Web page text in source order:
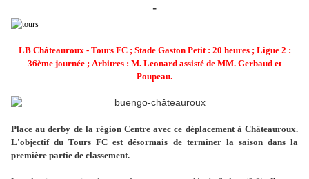
-
LB Châteauroux - Tours FC ; Stade Gaston Petit : 20 heures ; Ligue 2 :
36ème journée ; Arbitres : M. Leonard assisté de MM. Gerbaud et
Poupeau.
Place au derby de la région Centre avec ce déplacement à Châteauroux.
L'objectif du Tours FC est désormais de terminer la saison dans la
première partie de classement.